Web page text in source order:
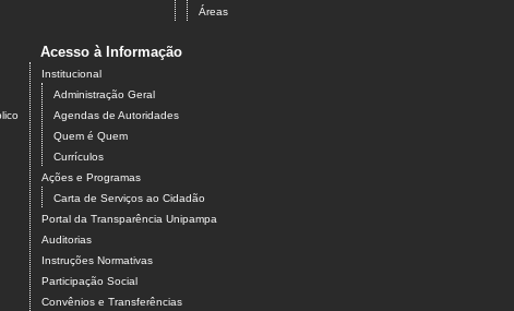
Áreas
Acesso à Informação
Institucional
Administração Geral
Agendas de Autoridades
Quem é Quem
Currículos
Ações e Programas
Carta de Serviços ao Cidadão
Portal da Transparência Unipampa
Auditorias
Instruções Normativas
Participação Social
Convênios e Transferências